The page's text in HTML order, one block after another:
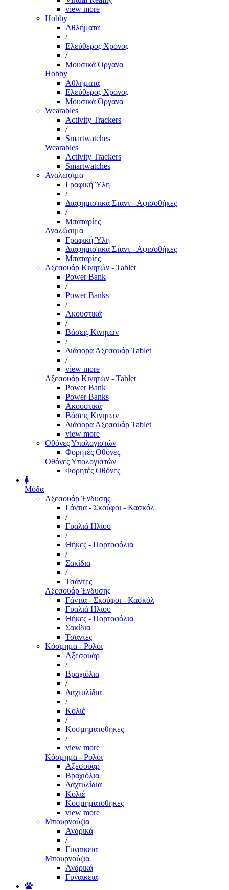
view more
Hobby
Αθλήματα
/
Ελεύθερος Χρόνος
/
Μουσικά Όργανα
Hobby
Αθλήματα
Ελεύθερος Χρόνος
Μουσικά Όργανα
Wearables
Activity Trackers
/
Smartwatches
Wearables
Activity Trackers
Smartwatches
Αναλώσιμα
Γραφική Ύλη
/
Διαφημιστικά Σταντ - Αφισοθήκες
/
Μπαταρίες
Αναλώσιμα
Γραφική Ύλη
Διαφημιστικά Σταντ - Αφισοθήκες
Μπαταρίες
Αξεσουάρ Κινητών - Tablet
Power Bank
/
Power Banks
/
Ακουστικά
/
Βάσεις Κινητών
/
Διάφορα Αξεσουάρ Tablet
/
view more
Αξεσουάρ Κινητών - Tablet
Power Bank
Power Banks
Ακουστικά
Βάσεις Κινητών
Διάφορα Αξεσουάρ Tablet
view more
Οθόνες Υπολογιστών
Φορητές Οθόνες
Οθόνες Υπολογιστών
Φορητές Οθόνες
Μόδα
Αξεσουάρ Ένδυσης
Γάντια - Σκούφοι - Κασκόλ
/
Γυαλιά Ηλίου
/
Θήκες - Πορτοφόλια
/
Σακίδια
/
Τσάντες
Αξεσουάρ Ένδυσης
Γάντια - Σκούφοι - Κασκόλ
Γυαλιά Ηλίου
Θήκες - Πορτοφόλια
Σακίδια
Τσάντες
Κόσμημα - Ρολόι
Αξεσουάρ
/
Βραχιόλια
/
Δαχτυλίδια
/
Κολιέ
/
Κοσμηματοθήκες
/
view more
Κόσμημα - Ρολόι
Αξεσουάρ
Βραχιόλια
Δαχτυλίδια
Κολιέ
Κοσμηματοθήκες
view more
Μπουρνούζια
Ανδρικά
/
Γυναικεία
Μπουρνούζια
Ανδρικά
Γυναικεία